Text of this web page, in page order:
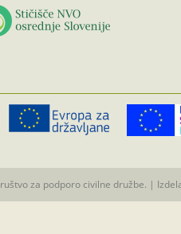
za podporo civilne družbe. |